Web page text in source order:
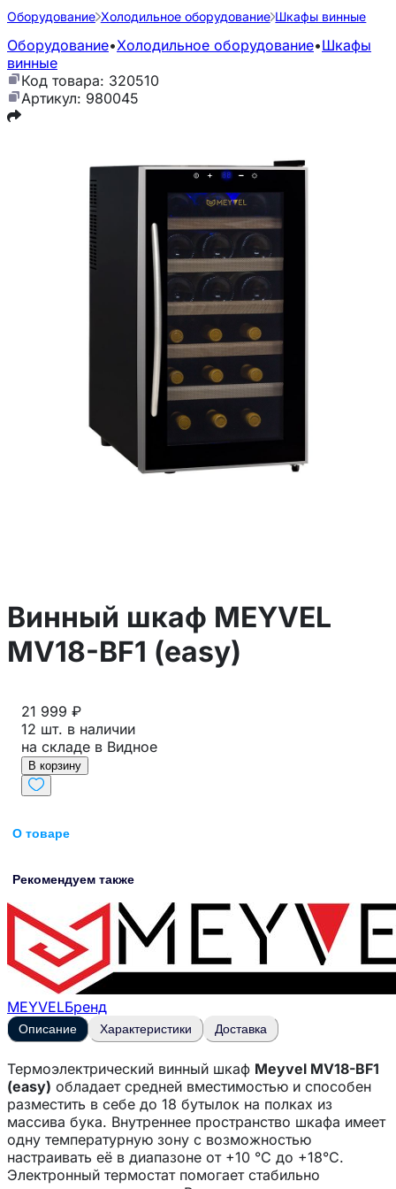
Оборудование Холодильное оборудование Шкафы винные
Оборудование•Холодильное оборудование•Шкафы
винные
Код товара: 320510
Артикул: 980045
Винный шкаф MEYVEL
MV18-BF1 (easy)
21 999 ₽
12 шт. в наличии
на складе в Видное
В корзину
О товаре
Рекомендуем также
MEYVELБренд
Описание Характеристики Доставка
Термоэлектрический винный шкаф Meyvel MV18-BF1
(easy) обладает средней вместимостью и способен
разместить в себе до 18 бутылок на полках из
массива бука. Внутреннее пространство шкафа имеет
одну температурную зону с возможностью
настраивать её в диапазоне от +10 °C до +18°C.
Электронный термостат помогает стабильно